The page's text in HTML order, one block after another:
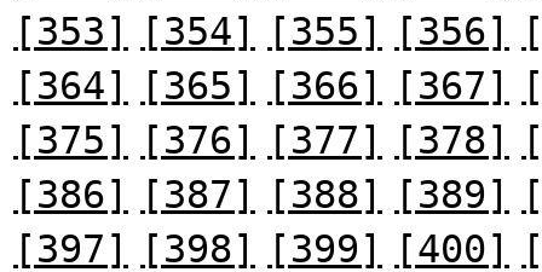
[353]
[354] [355] [356]
[364]
[365] [366] [367]
[375]
[376] [377] [378]
[386]
[387] [388] [389]
[397]
[398] [399] [400]